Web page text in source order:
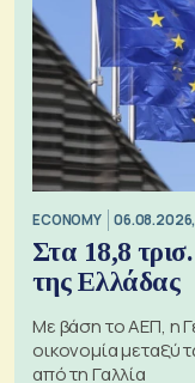
ECONOMY
Στα 18,8
της Ελλάδας
Με βάση το ΑΕΠ, η
οικονομία μεταξύ
από τη Γαλλία